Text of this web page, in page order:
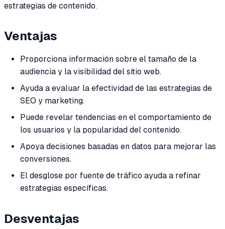
estrategias de contenido.
Ventajas
Proporciona información sobre el tamaño de la
audiencia y la visibilidad del sitio web.
Ayuda a evaluar la efectividad de las estrategias de
SEO y marketing.
Puede revelar tendencias en el comportamiento de
los usuarios y la popularidad del contenido.
Apoya decisiones basadas en datos para mejorar las
conversiones.
El desglose por fuente de tráfico ayuda a refinar
estrategias específicas.
Desventajas